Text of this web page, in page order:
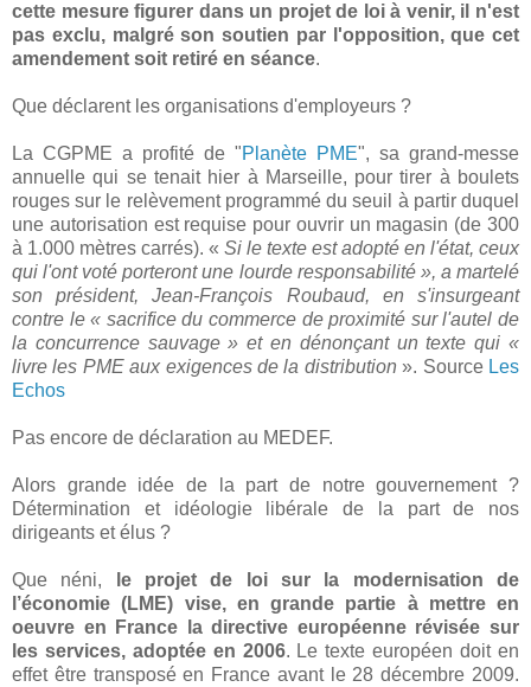
cette mesure figurer dans un projet de loi à venir, il n'est
pas exclu, malgré son soutien par l'opposition, que cet
amendement soit retiré en séance.
Que déclarent les organisations d'employeurs ?
La CGPME a profité de "Planète PME", sa grand-messe
annuelle qui se tenait hier à Marseille, pour tirer à boulets
rouges sur le relèvement programmé du seuil à partir duquel
une autorisation est requise pour ouvrir un magasin (de 300
à 1.000 mètres carrés). « Si le texte est adopté en l'état, ceux
qui l'ont voté porteront une lourde responsabilité », a martelé
son président, Jean-François Roubaud, en s'insurgeant
contre le « sacrifice du commerce de proximité sur l'autel de
la concurrence sauvage » et en dénonçant un texte qui «
livre les PME aux exigences de la distribution». Source Les
Echos
Pas encore de déclaration au MEDEF.
Alors grande idée de la part de notre gouvernement ?
Détermination et idéologie libérale de la part de nos
dirigeants et élus ?
Que néni,
le projet de loi sur la modernisation de
l’économie (LME) vise, en grande partie à mettre en
oeuvre en France la directive européenne révisée sur
les services, adoptée en 2006. Le texte européen doit en
effet être transposé en France avant le 28 décembre 2009.